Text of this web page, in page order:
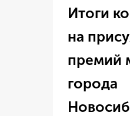
Итоги
на
премий
города